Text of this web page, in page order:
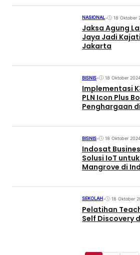
NASIONAL• 18 Oktober
Jaksa Agung
Jaya Jadi
Jakarta
BISNIS• 18 Oktober
Implementasi
PLN Icon Plus
Penghargaan
BISNIS• 18 Oktober
Indosat
Solusi IoT
Mangrove di
SEKOLAH• 18 Oktober
Pelatihan
Self Discovery